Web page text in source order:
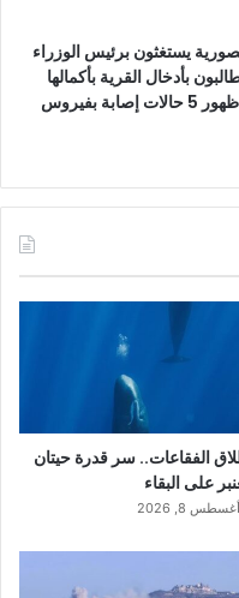
يستغثون برئيس الوزراء
بأدخال القرية بأكمالها
للحجر الصحي بعد ظهور 5 حالات إصابة بفيروس
الفقاعات.. سر قدرة حيتان
على البقاء
أغسطس 8, 2026